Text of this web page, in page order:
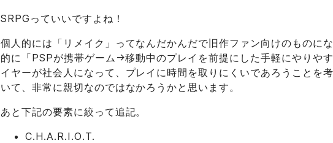
SRPGっていいですよね！
個人的には「リメイク」ってなんだかんだで旧作ファン向けのものに
的に「PSPが携帯ゲーム→移動中のプレイを前提にした手軽にやりや
イヤーが社会人になって、プレイに時間を取りにくいであろうことを
いて、非常に親切なのではなかろうかと思います。
あと下記の要素に絞って追記。
C.H.A.R.I.O.T.